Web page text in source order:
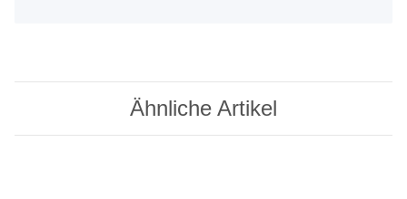
Ähnliche Artikel